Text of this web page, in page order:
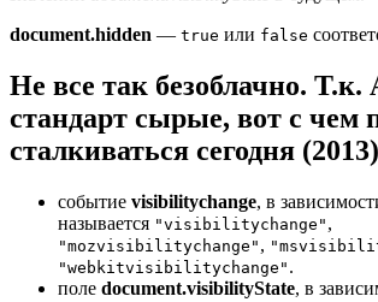
document.hidden — true или false
Не все так безоблачно. Т.к.
стандарт сырые, вот с чем
сталкиваться сегодня
событие visibilitychange, в
называется "visibilitychange" ,
"mozvisibilitychange" ,
"webkitvisibilitychange" .
поле document.visibilityState, в